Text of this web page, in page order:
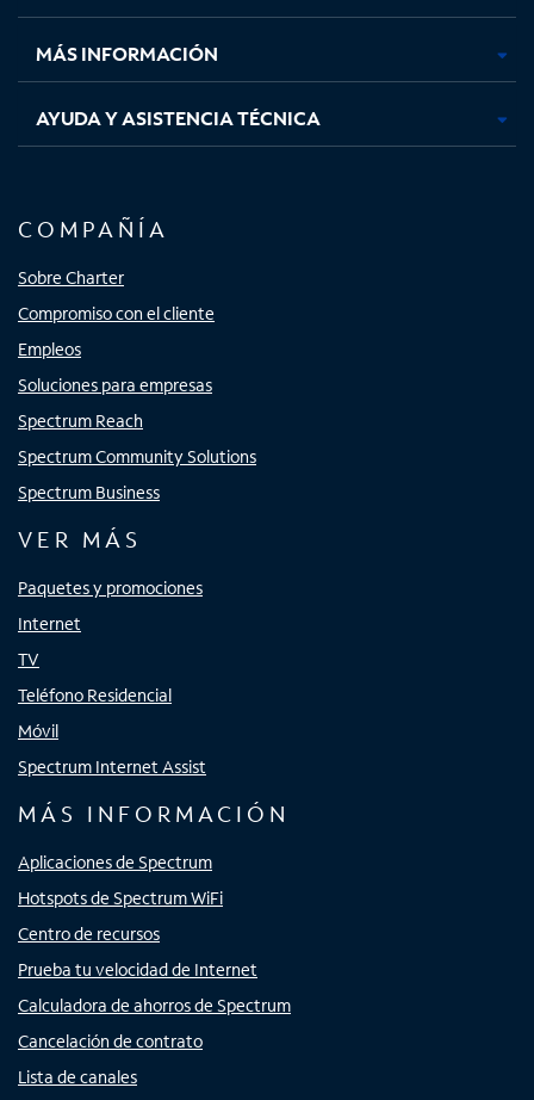
nuevanuevanuevanueva
MÁS INFORMACIÓN
AYUDA Y ASISTENCIA TÉCNICA
COMPAÑÍA
Sobre Charter
Compromiso con el cliente
Empleos
Soluciones para empresas
Spectrum Reach
Spectrum Community Solutions
Spectrum Business
VER MÁS
Paquetes y promociones
Internet
TV
Teléfono Residencial
Móvil
Spectrum Internet Assist
MÁS INFORMACIÓN
Aplicaciones de Spectrum
Hotspots de Spectrum WiFi
Centro de recursos
Prueba tu velocidad de Internet
Calculadora de ahorros de Spectrum
Cancelación de contrato
Lista de canales